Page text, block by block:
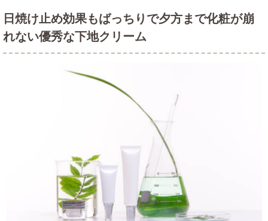
日焼け止め効果もばっちりで夕方まで化粧が崩
れない優秀な下地クリーム